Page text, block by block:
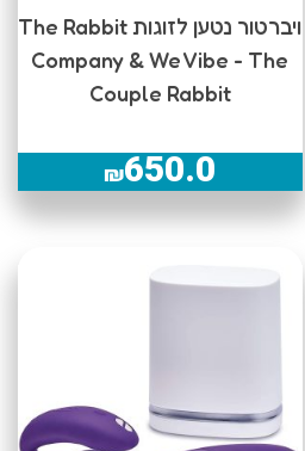
ויברטור נטען לזוגות The Rabbit
Company & We Vibe - The
Couple Rabbit
₪650.0